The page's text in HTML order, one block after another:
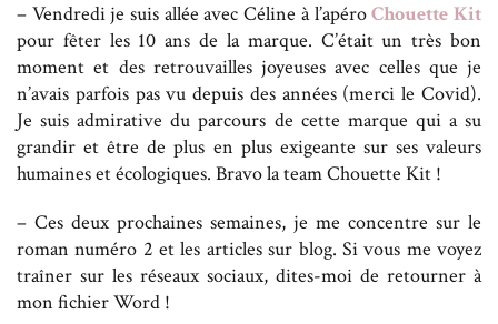
– Vendredi je suis allée avec Céline à l’apéroChouette Kit
pour fêter les 10 ans de la marque. C’était un très bon
moment et des retrouvailles joyeuses avec celles que je
n’avais parfois pas vu depuis des années (merci le Covid).
Je suis admirative du parcours de cette marque qui a su
grandir et être de plus en plus exigeante sur ses valeurs
humaines et écologiques. Bravo la team Chouette Kit !
– Ces deux prochaines semaines, je me concentre sur le
roman numéro 2 et les articles sur blog. Si vous me voyez
traîner sur les réseaux sociaux, dites-moi de retourner à
mon fichier Word !